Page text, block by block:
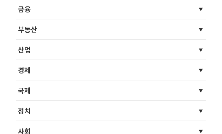
금융
부동산
산업
경제
국제
정치
사회